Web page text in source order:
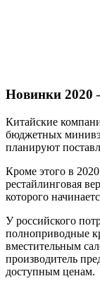
Новинки 2020
Китайские
бюджетных
планируют
Кроме этого в
рестайлинговая
которого
У российского
полноприводные
вместительным
производитель
доступным ценам.